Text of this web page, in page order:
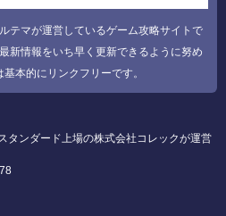
テマが運営しているゲーム攻略サイトで
新情報をいち早く更新できるように努め
本的にリンクフリーです。
タンダード上場の株式会社コレックが運営